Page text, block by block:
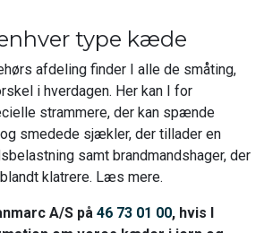
type kæde
afdeling finder I alle de småting,
i hverdagen. Her kan I for
strammere, der kan spænde
smedede sjækler, der tillader en
samt brandmandshager, der
klatrere. Læs mere.
A/S på 46 73 01 00, hvis I